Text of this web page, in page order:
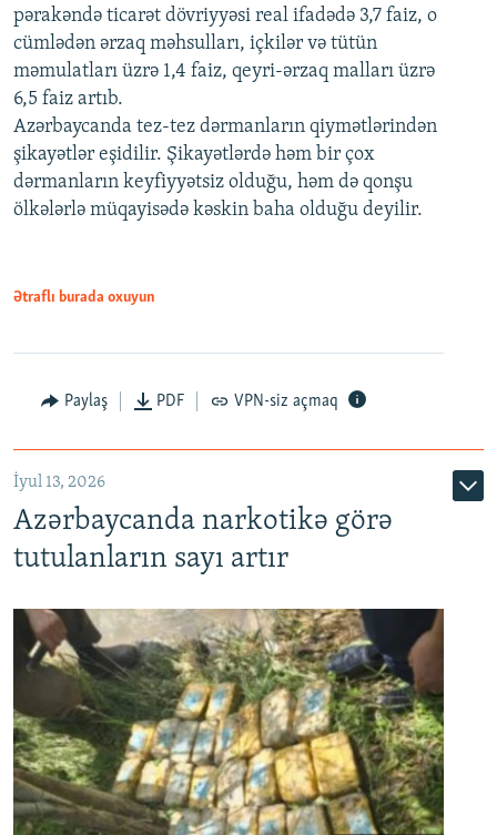
pərakəndə ticarət dövriyyəsi real ifadədə 3,7 faiz, o
cümlədən ərzaq məhsulları, içkilər və tütün
məmulatları üzrə 1,4 faiz, qeyri-ərzaq malları üzrə
6,5 faiz artıb.
Azərbaycanda tez-tez dərmanların qiymətlərindən
şikayətlər eşidilir. Şikayətlərdə həm bir çox
dərmanların keyfiyyətsiz olduğu, həm də qonşu
ölkələrlə müqayisədə kəskin baha olduğu deyilir.
Ətraflı burada oxuyun
Paylaş PDF VPN-siz açmaq
İyul 13, 2026
Azərbaycanda narkotikə görə
tutulanların sayı artır